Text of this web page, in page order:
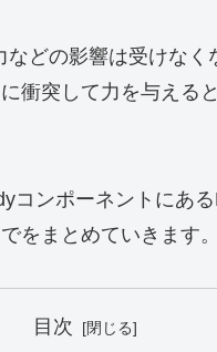
どの影響は受けな
衝突して力を与える
コンポーネントにあ
をまとめていきます。
目次